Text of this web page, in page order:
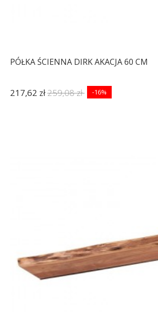
PÓŁKA ŚCIENNA DIRK AKACJA 60 CM
217,62 zł259,08 zł -16%